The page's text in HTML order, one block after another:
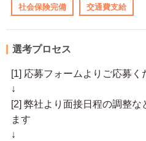
社会保険完備 交通費支給
選考プロセス
[1] 応募フォームよりご応募く
↓
[2] 弊社より面接日程の調整
ます
↓